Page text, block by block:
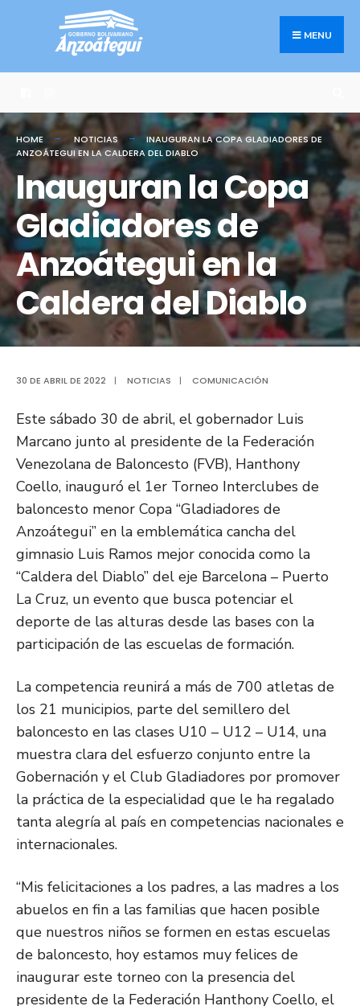
MENU
HOME NOTICIAS
INAUGURAN LA COPA GLADIADORES DE
ANZOÁTEGUI EN LA CALDERA DEL DIABLO
Inauguran la Copa
Gladiadores de
Anzoátegui en la
Caldera del Diablo
30 DE ABRIL DE 2022 | NOTICIAS | COMUNICACIÓN
Este sábado 30 de abril, el gobernador Luis
Marcano junto al presidente de la Federación
Venezolana de Baloncesto (FVB), Hanthony
Coello, inauguró el 1er Torneo Interclubes de
baloncesto menor Copa “Gladiadores de
Anzoátegui” en la emblemática cancha del
gimnasio Luis Ramos mejor conocida como la
“Caldera del Diablo” del eje Barcelona – Puerto
La Cruz, un evento que busca potenciar el
deporte de las alturas desde las bases con la
participación de las escuelas de formación.
La competencia reunirá a más de 700 atletas de
los 21 municipios, parte del semillero del
baloncesto en las clases U10 – U12 – U14, una
muestra clara del esfuerzo conjunto entre la
Gobernación y el Club Gladiadores por promover
la práctica de la especialidad que le ha regalado
tanta alegría al país en competencias nacionales e
internacionales.
“Mis felicitaciones a los padres, a las madres a los
abuelos en fin a las familias que hacen posible
que nuestros niños se formen en estas escuelas
de baloncesto, hoy estamos muy felices de
inaugurar este torneo con la presencia del
presidente de la Federación Hanthony Coello, el
Search